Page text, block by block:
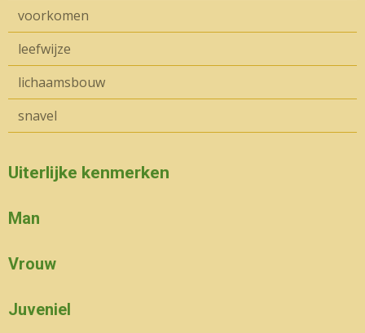
voorkomen
leefwijze
lichaamsbouw
snavel
Uiterlijke kenmerken
Man
Vrouw
Juveniel